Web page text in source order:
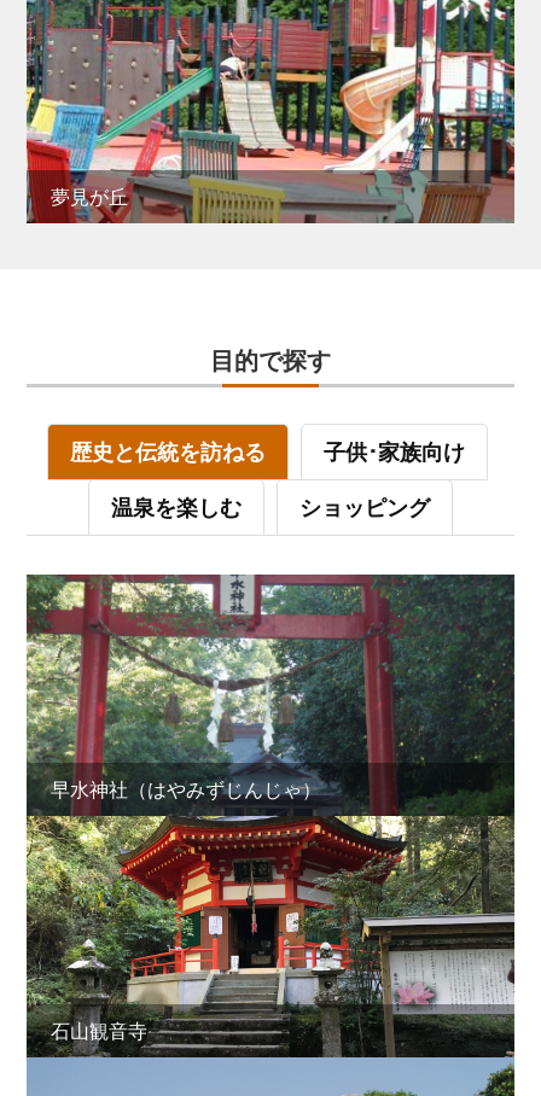
夢見が丘
目的で探す
歴史と伝統を訪ねる 子供･家族向け
温泉を楽しむ ショッピング
早水神社（はやみずじんじゃ）
石山観音寺